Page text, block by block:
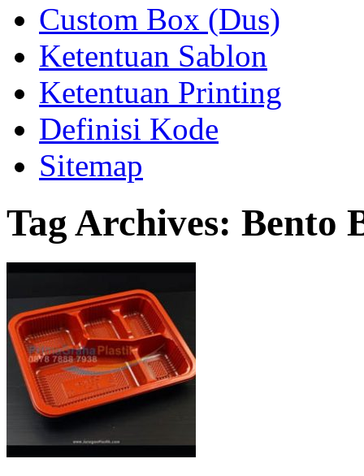
Custom Box (Dus)
Ketentuan Sablon
Ketentuan Printing
Definisi Kode
Sitemap
Tag Archives: Bento